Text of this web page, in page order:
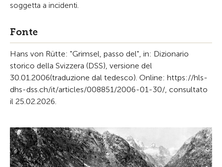
soggetta a incidenti.
Fonte
Hans von Rütte: "Grimsel, passo del", in: Dizionario
storico della Svizzera (DSS), versione del
30.01.2006(traduzione dal tedesco). Online: https://hls-
dhs-dss.ch/it/articles/008851/2006-01-30/, consultato
il 25.02.2026.